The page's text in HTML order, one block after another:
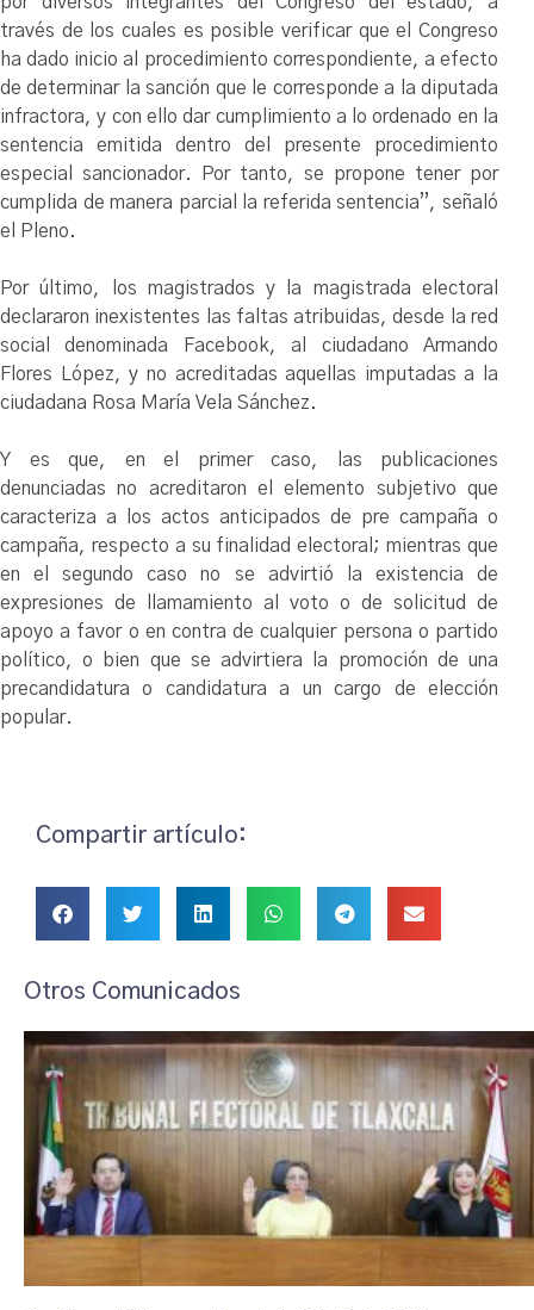
través de los cuales es posible verificar que el Congreso
ha dado inicio al procedimiento correspondiente, a efecto
de determinar la sanción que le corresponde a la diputada
infractora, y con ello dar cumplimiento a lo ordenado en la
sentencia emitida dentro del presente procedimiento
especial sancionador. Por tanto, se propone tener por
cumplida de manera parcial la referida sentencia”, señaló
el Pleno.
Por último, los magistrados y la magistrada electoral
declararon inexistentes las faltas atribuidas, desde la red
social denominada Facebook, al ciudadano Armando
Flores López, y no acreditadas aquellas imputadas a la
ciudadana Rosa María Vela Sánchez.
Y es que, en el primer caso, las publicaciones
denunciadas no acreditaron el elemento subjetivo que
caracteriza a los actos anticipados de pre campaña o
campaña, respecto a su finalidad electoral; mientras que
en el segundo caso no se advirtió la existencia de
expresiones de llamamiento al voto o de solicitud de
apoyo a favor o en contra de cualquier persona o partido
político, o bien que se advirtiera la promoción de una
precandidatura o candidatura a un cargo de elección
popular.
Compartir artículo:
Otros Comunicados